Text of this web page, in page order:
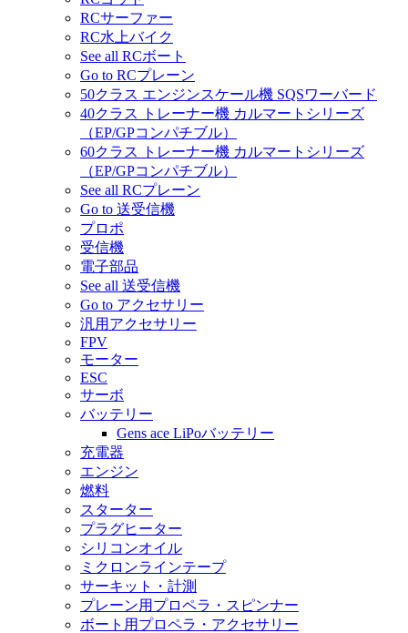
RCサーファー
RC水上バイク
See all RCボート
Go to RCプレーン
50クラス エンジンスケール機 SQSワーバード
40クラス トレーナー機 カルマートシリーズ
（EP/GPコンパチブル）
60クラス トレーナー機 カルマートシリーズ
（EP/GPコンパチブル）
See all RCプレーン
Go to 送受信機
プロポ
受信機
電子部品
See all 送受信機
Go to アクセサリー
汎用アクセサリー
FPV
モーター
ESC
サーボ
バッテリー
Gens ace LiPoバッテリー
充電器
エンジン
燃料
スターター
プラグヒーター
シリコンオイル
ミクロンラインテープ
サーキット・計測
プレーン用プロペラ・スピンナー
ボート用プロペラ・アクセサリー